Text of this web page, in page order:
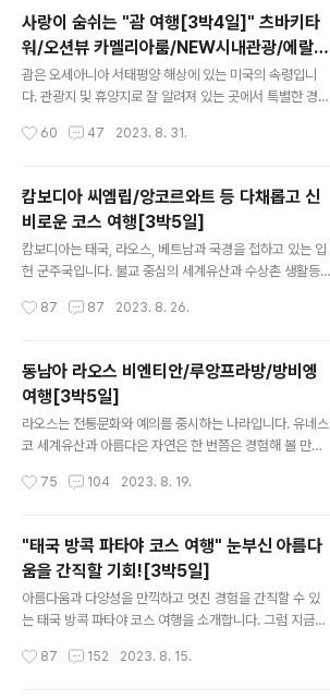
라) 상세히 알아보겠습니다. 더 자세한 사우디아라비아 여
행을 떠나요 "명 소10곳" 을 원하시면 아래로 들어오세요^
^ 엄청난 양의 사진과 구글 지도맵으로 위치까지 알 수 있
어요. 사우디아라비아 6박 9일 여행 /두바이/리야드/타북/
알디샤밸리/알울라 ★ 항공편☜ 출 국 : 총 소요시간 14시
회) ★ 여행 패키지 핵심 포인트 ① 리야드, 제다 5성호텔
사랑이 숨쉬는 "괌 여행[3박4일]" 츠바키타
워/오션뷰 카멜리아룸/NEW시내관광/에랄드
밸리
괌은 오세아니아 서태평양 해상에 있는 미국의 속령입니
다. 관광지 및 휴양지로 잘 알려져 있는 곳에서 특별한 경험
부터 하나투어 패키지(사랑이 숨쉬는 "괌 여행[3박4일]"
리 ) 상세히 알아보겠습니다. 더 자세한 괌 여행을 떠나요
"명 소" 를 원하시면 아래로 들어오세요^^ 엄청난 양의 사
진과 구글 지도맵으로 위치까지 알 수 있어요. 사랑이 숨쉬
는 "괌 여행[3박4일]" 츠바키타워/오션뷰 카멜리아룸/NE
W시내관광/에랄드밸리 ★ 항공편☜ 출 국 : 총 소요시간
패키지 핵심 포인트 ① 꽉찬 일정, 아침출발-저녁도착 항공
60 47 2023. 8. 31.
캄보디아 씨엠립/앙코르와트 등 다채롭고 신
비로운 코스 여행[3박5일]
캄보디아는 태국, 라오스, 베트남과 국경을 접하고 있는 입
헌 군주국입니다. 불교 중심의 세계유산과 수상촌 생활등
부터 하나투어 패키지(캄보디아 씨엠립/앙코르와트 등 다
니다. 더 자세한 캄보디아 관광 "명 소" 와 " 맛 집 " 을 원하
시면 아래로 들어오세요^^ 엄청난 양의 사진과 구글 지도
맵으로 위치까지 알 수 있어요. 캄보디아 씨엠립/앙코르와
트 등 다채롭고 신비로운 코스 여행[3박5일] ★ 항공편☜
출 국 : 총 소요시간 05시간 10분 귀 국 : 총 소요시간 05
감상 ② 핵심만 콕 찝어 관광하는 앙코르유적지 ③ 동남아
87 87 2023. 8. 26.
동남아 라오스 비엔티안/루앙프라방/방비엥
여행[3박5일]
라오스는 전통문화와 예의를 중시하는 나라입니다. 유네스
코 세계유산과 아름다은 자연은 한 번쯤은 경험해 볼 만한
남아 라오스 비엔티안/루앙프라방/방비엥 여행[3박5일])
와 " 맛 집 " 을 원하시면 아래로 들어오세요^^ 엄청난 양의
사진과 구글 지도맵으로 위치까지 알 수 있어요. 동남아 라
오스 비엔티안/루앙프라방/방비엥 여행[3박5일] ★ 항공
편☜ 출 국 : 총 소요시간 05시간 15분 귀 국 : 총 소요시간
05시간 30분 ★ 여행 패키지 핵심 포인트 ① 루앙프라방
원을 담아 날리는 쏭강 풍등 날리기 체험 ④ 튜빙으로 동굴
75 104 2023. 8. 19.
"태국 방콕 파타야 코스 여행" 눈부신 아름다
움을 간직할 기회![3박5일]
아름다움과 다양성을 만끽하고 멋진 경험을 간직할 수 있
는 태국 방콕 파타야 코스 여행을 소개합니다. 그럼 지금부
름다움을 간직할 기회![3박5일]) 상세히 알아보겠습니다.
87 152 2023. 8. 15.